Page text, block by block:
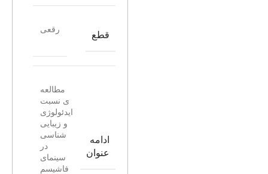
قطع
رقعی
ادامه
عنوان
مطالعه
ی نسبت
ایدئولوژی
و زیبایی
شناسی
در
سینمای
فاشیسم